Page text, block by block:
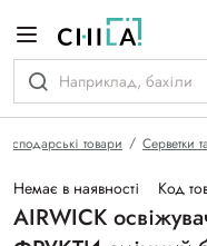
Господарські товари Серветки
Немає в наявності Код
АIRWICK
гамі